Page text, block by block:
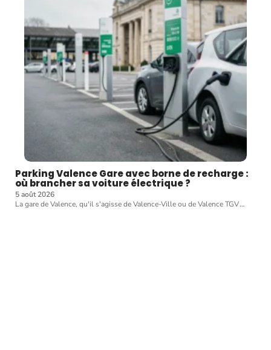
Parking Valence Gare avec borne de recharge :
où brancher sa voiture électrique ?
5 août 2026
La gare de Valence, qu'il s'agisse de Valence-Ville ou de Valence TGV…